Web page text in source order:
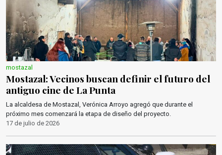
mostazal
Mostazal: Vecinos buscan definir el futuro del
antiguo cine de La Punta
La alcaldesa de Mostazal, Verónica Arroyo agregó que durante el
próximo mes comenzará la etapa de diseño del proyecto.
17 de julio de 2026